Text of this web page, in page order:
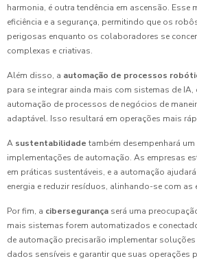
harmonia, é outra tendência em ascensão. Esse
eficiência e a segurança, permitindo que os
perigosas enquanto os colaboradores se
complexas e criativas.
Além disso, a automação de processos
para se integrar ainda mais com sistemas de
automação de processos de negócios de
adaptável. Isso resultará em operações mais
A sustentabilidade também desempenhará
implementações de automação. As empresas
em práticas sustentáveis, e a automação
energia e reduzir resíduos, alinhando-se com as
Por fim, a cibersegurança será uma
mais sistemas forem automatizados e
de automação precisarão implementar
dados sensíveis e garantir que suas operações